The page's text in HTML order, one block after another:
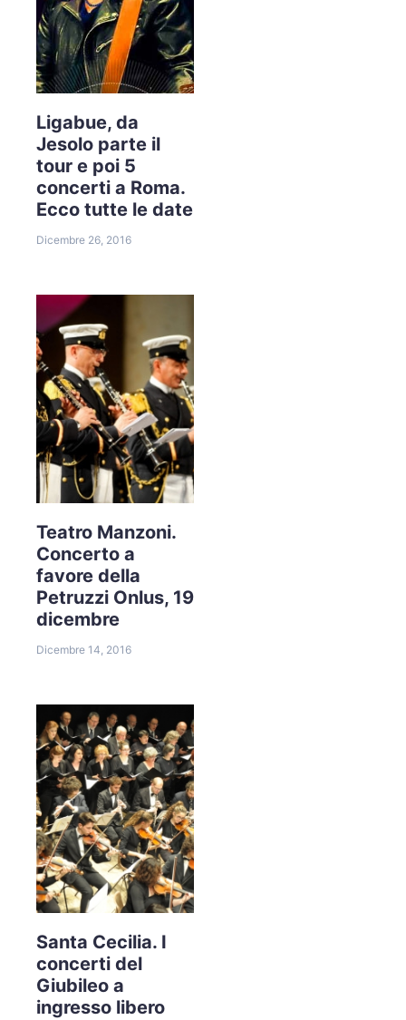
Ligabue, da
Jesolo parte il
tour e poi 5
concerti a Roma.
Ecco tutte le date
Dicembre 26, 2016
Teatro Manzoni.
Concerto a
favore della
Petruzzi Onlus, 19
dicembre
Dicembre 14, 2016
Santa Cecilia. I
concerti del
Giubileo a
ingresso libero